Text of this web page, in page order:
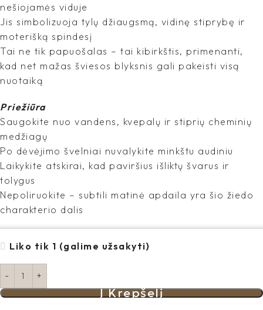
nešiojamės viduje
Jis simbolizuoja tylų džiaugsmą, vidinę stiprybę ir
moterišką spindesį
Tai ne tik papuošalas – tai kibirkštis, primenanti,
kad net mažas šviesos blyksnis gali pakeisti visą
nuotaiką
Priežiūra
Saugokite nuo vandens, kvepalų ir stiprių cheminių
medžiagų
Po dėvėjimo švelniai nuvalykite minkštu audiniu
Laikykite atskirai, kad paviršius išliktų švarus ir
tolygus
Nepoliruokite – subtili matinė apdaila yra šio žiedo
charakterio dalis
Liko tik 1 (galime užsakyti)
Į Krepšelį